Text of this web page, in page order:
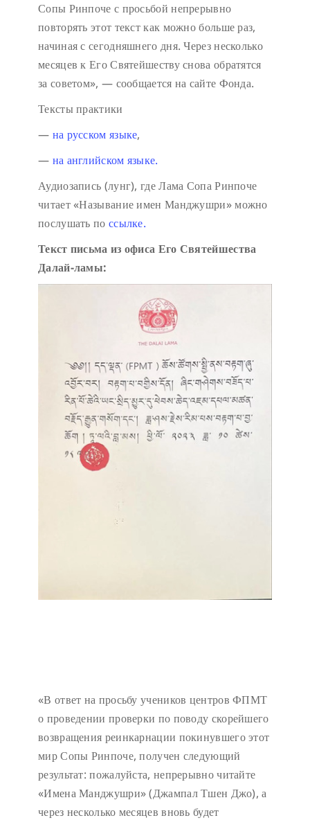
Сопы Ринпоче с просьбой непрерывно
повторять этот текст как можно больше раз,
начиная с сегодняшнего дня. Через несколько
месяцев к Его Святейшеству снова обратятся
за советом», — сообщается на сайте Фонда.
Тексты практики
— на русском языке,
— на английском языке.
Аудиозапись (лунг), где Лама Сопа Ринпоче
читает «Называние имен Манджушри» можно
послушать по ссылке.
Текст письма из офиса Его Святейшества
Далай-ламы:
«В ответ на просьбу учеников центров ФПМТ
о проведении проверки по поводу скорейшего
возвращения реинкарнации покинувшего этот
мир Сопы Ринпоче, получен следующий
результат: пожалуйста, непрерывно читайте
«Имена Манджушри» (Джампал Тшен Джо), а
через несколько месяцев вновь будет